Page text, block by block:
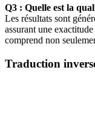
Q3 : Quelle est la
Les résultats sont
assurant une
comprend non
Traduction